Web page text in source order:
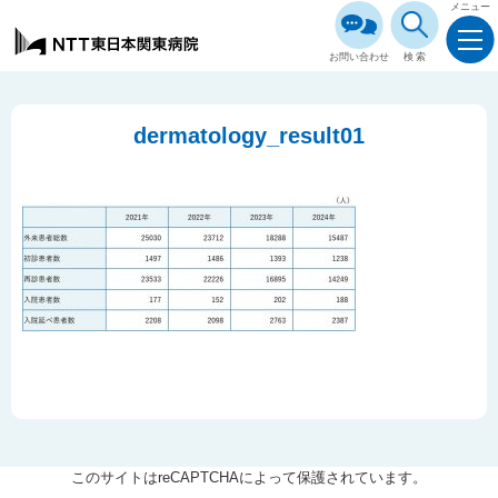
お問い合わせ 検索
メニュー
dermatology_result01
このサイトはreCAPTCHAによって保護されています。